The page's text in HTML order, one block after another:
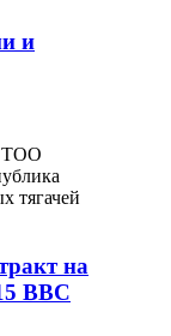
и
ТОО
тягачей
на
ВВС